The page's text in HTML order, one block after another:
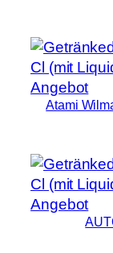
Angebot
im
Atami
Angebot
im